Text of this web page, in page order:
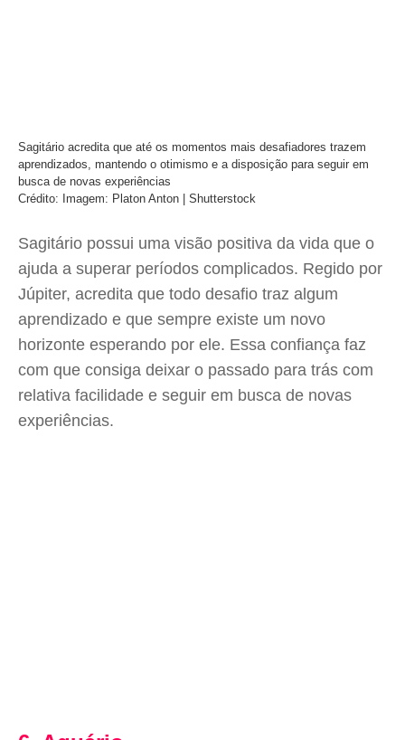
Sagitário acredita que até os momentos mais desafiadores trazem
aprendizados, mantendo o otimismo e a disposição para seguir em
busca de novas experiências
Crédito: Imagem: Platon Anton | Shutterstock
Sagitário possui uma visão positiva da vida que o
ajuda a superar períodos complicados. Regido por
Júpiter, acredita que todo desafio traz algum
aprendizado e que sempre existe um novo
horizonte esperando por ele. Essa confiança faz
com que consiga deixar o passado para trás com
relativa facilidade e seguir em busca de novas
experiências.